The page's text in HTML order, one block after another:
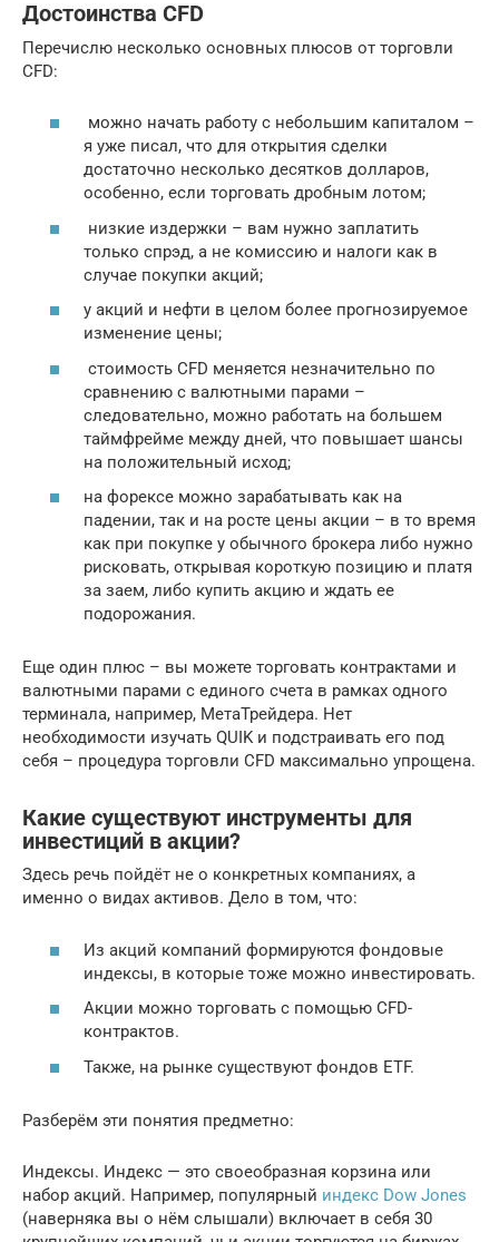
Достоинства CFD
Перечислю несколько основных плюсов от торговли
CFD:
можно начать работу с небольшим капиталом –
я уже писал, что для открытия сделки
достаточно несколько десятков долларов,
особенно, если торговать дробным лотом;
низкие издержки – вам нужно заплатить
только спрэд, а не комиссию и налоги как в
случае покупки акций;
у акций и нефти в целом более прогнозируемое
изменение цены;
стоимость CFD меняется незначительно по
сравнению с валютными парами –
следовательно, можно работать на большем
таймфрейме между дней, что повышает шансы
на положительный исход;
на форексе можно зарабатывать как на
падении, так и на росте цены акции – в то время
как при покупке у обычного брокера либо нужно
рисковать, открывая короткую позицию и платя
за заем, либо купить акцию и ждать ее
подорожания.
Еще один плюс – вы можете торговать контрактами и
валютными парами с единого счета в рамках одного
терминала, например, МетаТрейдера. Нет
необходимости изучать QUIK и подстраивать его под
себя – процедура торговли CFD максимально упрощена.
Какие существуют инструменты для
инвестиций в акции?
Здесь речь пойдёт не о конкретных компаниях, а
именно о видах активов. Дело в том, что:
Из акций компаний формируются фондовые
индексы, в которые тоже можно инвестировать.
Акции можно торговать с помощью CFD-
контрактов.
Также, на рынке существуют фондов ETF.
Разберём эти понятия предметно:
Индексы. Индекс — это своеобразная корзина или
набор акций. Например, популярный индекс Dow Jones
(наверняка вы о нём слышали) включает в себя 30